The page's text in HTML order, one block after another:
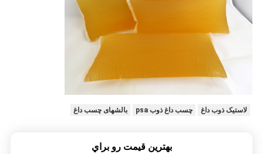
لاستیک ذوب داغ چسب داغ ذوب psa بالشهای چسب داغ
بهترين قيمت رو براي